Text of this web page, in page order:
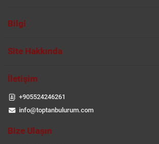
Bilgi
Site Hakkında
İletişim
+905524246261
info@toptanbulurum.com
Bize Ulaşın